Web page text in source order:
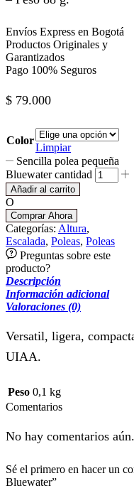
Envíos Express en Bogotá
Productos Originales y
Garantizados
Pago 100% Seguros
$ 79.000
Color
Limpiar
Sencilla polea pequeña
Bluewater cantidad
Añadir al carrito
O
Comprar Ahora
Categorías: Altura,
Escalada, Poleas, Poleas
Preguntas sobre este
producto?
Descripción
Información adicional
Valoraciones (0)
Versatil, ligera,
UIAA.
Peso 0,1 kg
Comentarios
No hay comentarios aún.
Sé el primero en hacer un
Bluewater”